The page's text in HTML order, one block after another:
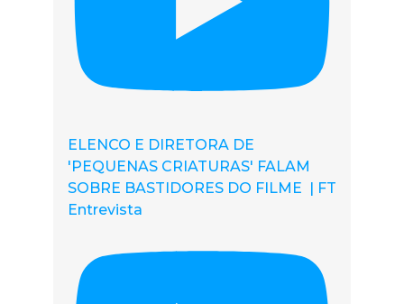
ELENCO E DIRETORA DE
'PEQUENAS CRIATURAS' FALAM
SOBRE BASTIDORES DO FILME | FT
Entrevista